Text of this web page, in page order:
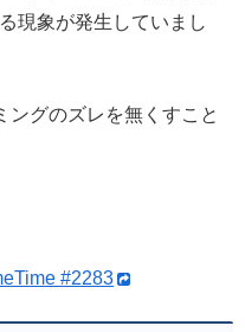
現象が発生していまし
ングのズレを無くすこと
#2283